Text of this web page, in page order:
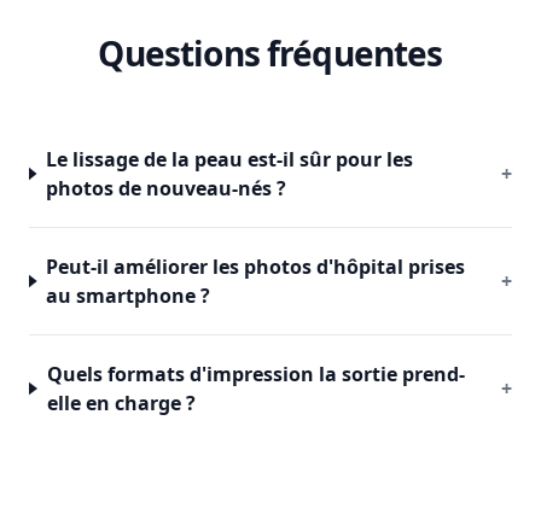
Questions fréquentes
Le lissage de la peau est-il sûr pour les
photos de nouveau-nés ?
+
Peut-il améliorer les photos d'hôpital prises
au smartphone ?
+
Quels formats d'impression la sortie prend-
elle en charge ?
+